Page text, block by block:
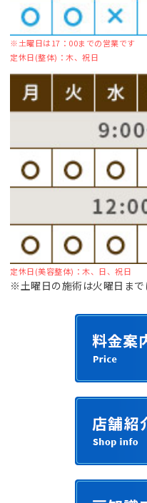
※土曜日は17：00までの営業です
定休日(整体)：木、祝日
定休日(美容整体)：木、日、祝日
※土曜日の施術は火曜日まで